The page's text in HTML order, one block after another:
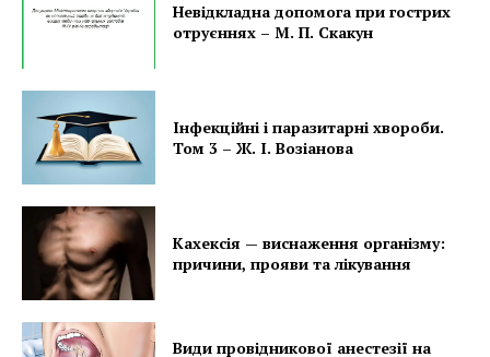
Невідкладна допомога при гострих
отруєннях – М. П. Скакун
Інфекційні і паразитарні хвороби.
Том 3 – Ж. І. Возіанова
Кахексія — виснаження організму:
причини, прояви та лікування
Види провідникової анестезії на